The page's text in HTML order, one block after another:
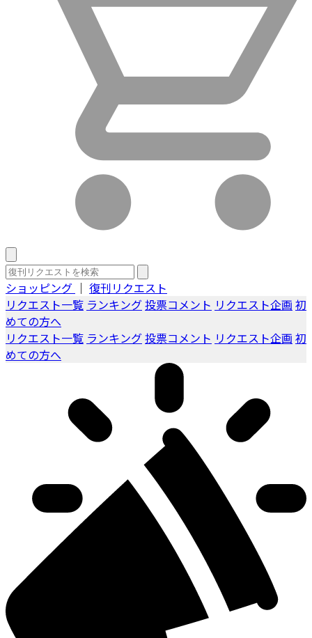
ショッピング ｜ 復刊リクエスト
リクエスト一覧 ランキング投票コメント リクエスト企画 初
めての方へ
リクエスト一覧 ランキング投票コメント リクエスト企画 初
めての方へ